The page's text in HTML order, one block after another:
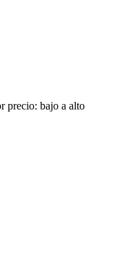
precio: bajo a alto